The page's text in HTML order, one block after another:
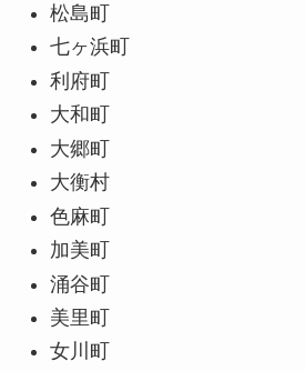
松島町
七ヶ浜町
利府町
大和町
大郷町
大衡村
色麻町
加美町
涌谷町
美里町
女川町